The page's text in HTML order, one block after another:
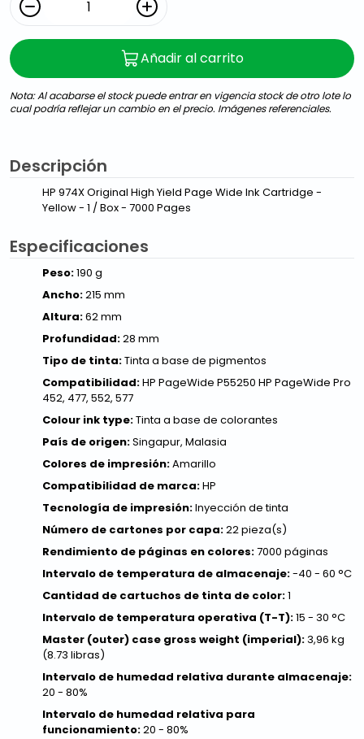
Añadir al carrito
Nota: Al acabarse el stock puede entrar en vigencia stock de otro lote lo
cual podría reflejar un cambio en el precio. Imágenes referenciales.
Descripción
HP 974X Original High Yield Page Wide Ink Cartridge -
Yellow - 1 / Box - 7000 Pages
Especificaciones
Peso:190 g
Ancho:215 mm
Altura:62 mm
Profundidad:28 mm
Tipo de tinta:Tinta a base de pigmentos
Compatibilidad:HP PageWide P55250 HP PageWide Pro
452, 477, 552, 577
Colour ink type:Tinta a base de colorantes
País de origen:Singapur, Malasia
Colores de impresión:Amarillo
Compatibilidad de marca:HP
Tecnología de impresión:Inyección de tinta
Número de cartones por capa:22 pieza(s)
Rendimiento de páginas en colores:7000 páginas
Intervalo de temperatura de almacenaje:-40 - 60 °C
Cantidad de cartuchos de tinta de color:1
Intervalo de temperatura operativa (T-T):15 - 30 °C
Master (outer) case gross weight (imperial):3,96 kg
(8.73 libras)
Intervalo de humedad relativa durante almacenaje:
20 - 80%
Intervalo de humedad relativa para
funcionamiento:20 - 80%